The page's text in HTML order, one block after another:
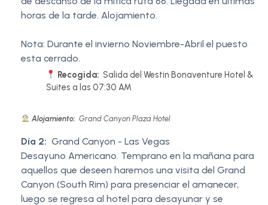
horas de la tarde. Alojamiento.
Nota: Durante el invierno Noviembre-Abril el puesto
esta cerrado.
Recogida: Salida del Westin Bonaventure Hotel &
Suites a las 07:30 AM
Alojamiento: Grand Canyon Plaza Hotel
Día 2: Grand Canyon - Las Vegas
Desayuno Americano. Temprano en la mañana para
aquellos que deseen haremos una visita del Grand
Canyon (South Rim) para presenciar el amanecer,
luego se regresa al hotel para desayunar y se